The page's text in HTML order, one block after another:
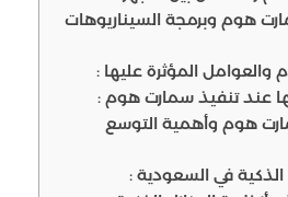
هوم وبرمجة السيناريوهات
المؤثرة عليها :
عند تنفيذ سمارت هوم :
هوم وأهمية التوسع
في السعودية :